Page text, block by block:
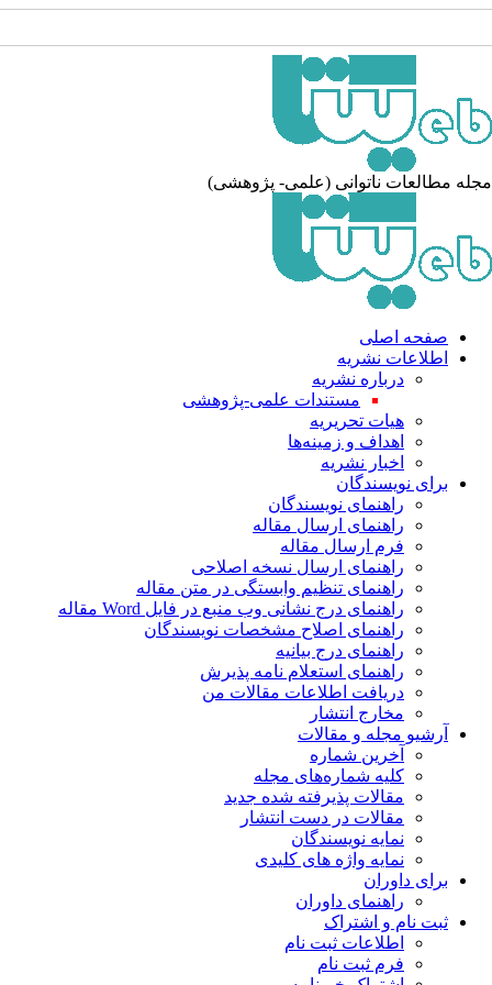
مطالعات ناتوانی (علمی- پژوهشی)
صفحه اصلی
اطلاعات نشریه
درباره نشریه
مستندات علمی-پژوهشی
هیات تحریریه
اهداف و زمینه‌ها
اخبار نشریه
برای نویسندگان
راهنمای نویسندگان
راهنمای ارسال مقاله
فرم ارسال مقاله
راهنمای ارسال نسخه اصلاحی
راهنمای تنظیم وابستگی در متن مقاله
راهنمای درج نشانی وب منبع در فایل Word مقاله
راهنمای اصلاح مشخصات نویسندگان
راهنمای درج بیانیه
راهنمای استعلام نامه پذیرش
دریافت اطلاعات مقالات من
مخارج انتشار
آرشیو مجله و مقالات
آخرین شماره
کلیه شماره‌های مجله
مقالات پذیرفته شده جدید
مقالات در دست انتشار
نمایه نویسندگان
نمایه واژه های کلیدی
برای داوران
راهنمای داوران
ثبت نام و اشتراک
اطلاعات ثبت نام
فرم ثبت نام